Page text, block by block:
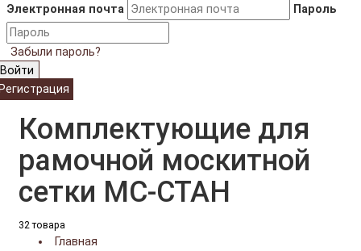
Электронная почта
Пароль
Забыли пароль?
Войти
Комплектующие для
рамочной москитной
сетки МС-СТАН
32 товара
Главная